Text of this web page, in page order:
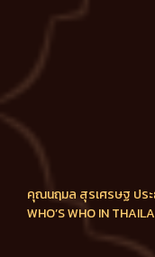
คุณนฤมล สุรเศรษฐ ประ
WHO’S WHO IN